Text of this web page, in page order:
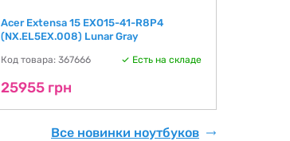
Acer Extensa 15 EXO15-41-R8P4
(NX.EL5EX.008) Lunar Gray
Код товара: 367666 Есть на складе
25955 грн
Все новинки ноутбуков